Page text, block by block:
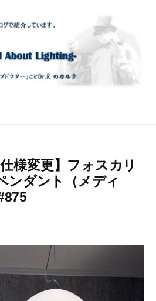
様変更】フォスカリ
ンダント（メディ